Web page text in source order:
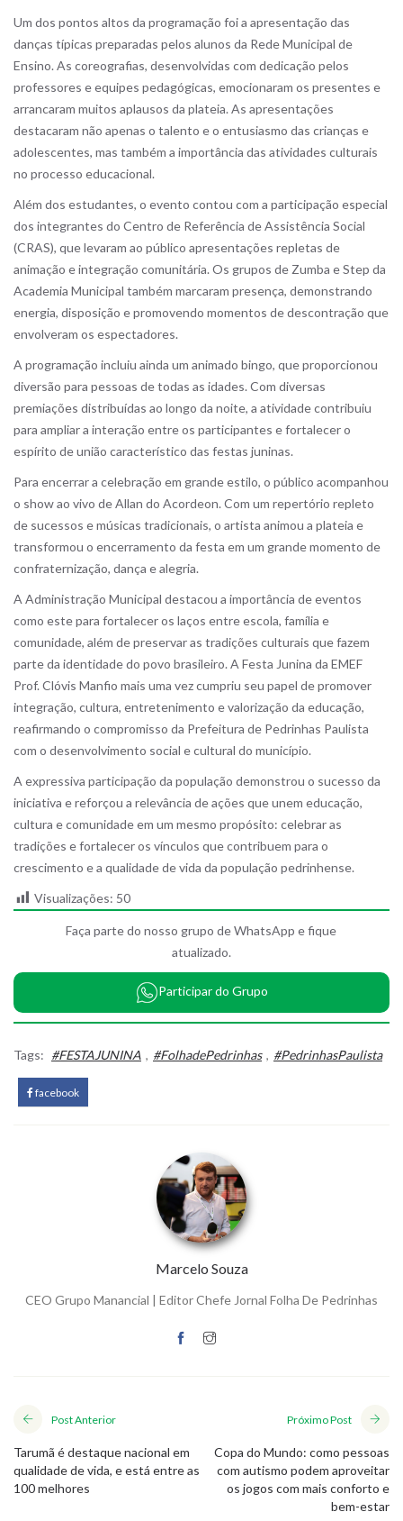
Um dos pontos altos da programação foi a apresentação das
danças típicas preparadas pelos alunos da Rede Municipal de
Ensino. As coreografias, desenvolvidas com dedicação pelos
professores e equipes pedagógicas, emocionaram os presentes e
arrancaram muitos aplausos da plateia. As apresentações
destacaram não apenas o talento e o entusiasmo das crianças e
adolescentes, mas também a importância das atividades culturais
no processo educacional.
Além dos estudantes, o evento contou com a participação especial
dos integrantes do Centro de Referência de Assistência Social
(CRAS), que levaram ao público apresentações repletas de
animação e integração comunitária. Os grupos de Zumba e Step da
Academia Municipal também marcaram presença, demonstrando
energia, disposição e promovendo momentos de descontração que
envolveram os espectadores.
A programação incluiu ainda um animado bingo, que proporcionou
diversão para pessoas de todas as idades. Com diversas
premiações distribuídas ao longo da noite, a atividade contribuiu
para ampliar a interação entre os participantes e fortalecer o
espírito de união característico das festas juninas.
Para encerrar a celebração em grande estilo, o público acompanhou
o show ao vivo de Allan do Acordeon. Com um repertório repleto
de sucessos e músicas tradicionais, o artista animou a plateia e
transformou o encerramento da festa em um grande momento de
confraternização, dança e alegria.
A Administração Municipal destacou a importância de eventos
como este para fortalecer os laços entre escola, família e
comunidade, além de preservar as tradições culturais que fazem
parte da identidade do povo brasileiro. A Festa Junina da EMEF
Prof. Clóvis Manfio mais uma vez cumpriu seu papel de promover
integração, cultura, entretenimento e valorização da educação,
reafirmando o compromisso da Prefeitura de Pedrinhas Paulista
com o desenvolvimento social e cultural do município.
A expressiva participação da população demonstrou o sucesso da
iniciativa e reforçou a relevância de ações que unem educação,
cultura e comunidade em um mesmo propósito: celebrar as
tradições e fortalecer os vínculos que contribuem para o
crescimento e a qualidade de vida da população pedrinhense.
Visualizações: 50
Faça parte do nosso grupo de WhatsApp e fique
atualizado.
Participar do Grupo
Tags: #FESTAJUNINA , #FolhadePedrinhas , #PedrinhasPaulista
facebook
Marcelo Souza
CEO Grupo Manancial | Editor Chefe Jornal Folha De Pedrinhas
Post Anterior
Tarumã é destaque nacional em
qualidade de vida, e está entre as
100 melhores
Próximo Post
Copa do Mundo: como pessoas
com autismo podem aproveitar
os jogos com mais conforto e
bem-estar